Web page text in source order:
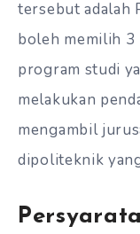
tersebut adalah
boleh memilih
program studi
melakukan
mengambil
dipoliteknik